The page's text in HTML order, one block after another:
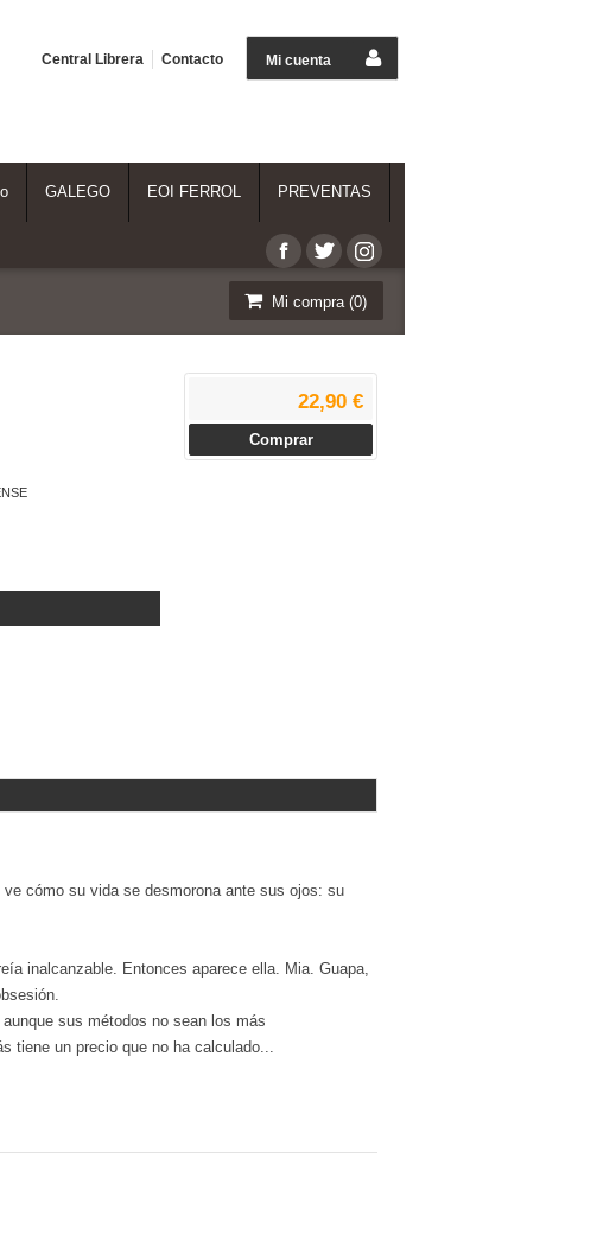
Mi cuenta
Central Librera Contacto
GALEGO EOI FERROL PREVENTAS
Mi compra (0)
22,90 €
Comprar
cómo su vida se desmorona ante sus ojos: su
inalcanzable. Entonces aparece ella. Mia. Guapa,
sus métodos no sean los más
tiene un precio que no ha calculado...